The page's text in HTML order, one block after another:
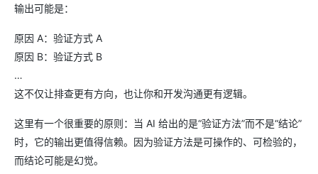
输出可能是：
原因 A：验证方式 A
原因 B：验证方式 B
…
这不仅让排查更有方向，也让你和开发沟通更有逻辑。
这里有一个很重要的原则：当 AI 给出的是“验证方法”而不是“结论”
时，它的输出更值得信赖。因为验证方法是可操作的、可检验的，
而结论可能是幻觉。